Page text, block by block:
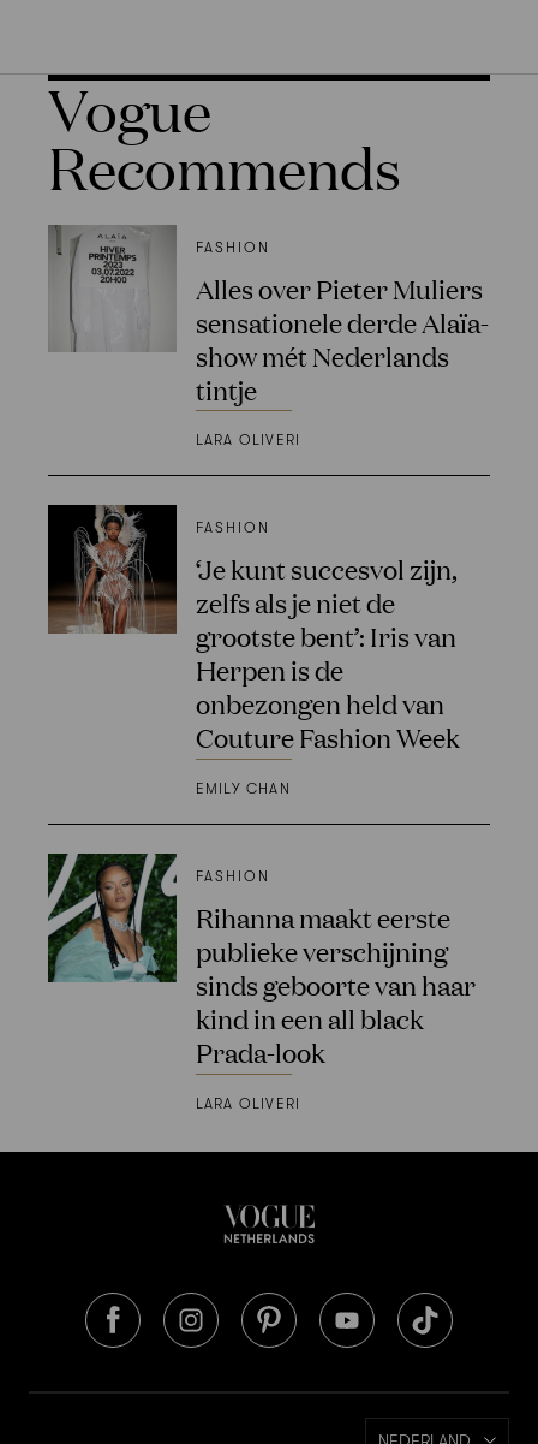
Vogue
Recommends
FASHION
Alles over Pieter Muliers
sensationele derde Alaïa-
show mét Nederlands
tintje
LARA OLIVERI
FASHION
‘Je kunt succesvol zijn,
zelfs als je niet de
grootste bent’: Iris van
Herpen is de
onbezongen held van
Couture Fashion Week
EMILY CHAN
FASHION
Rihanna maakt eerste
publieke verschijning
sinds geboorte van haar
kind in een all black
Prada-look
LARA OLIVERI